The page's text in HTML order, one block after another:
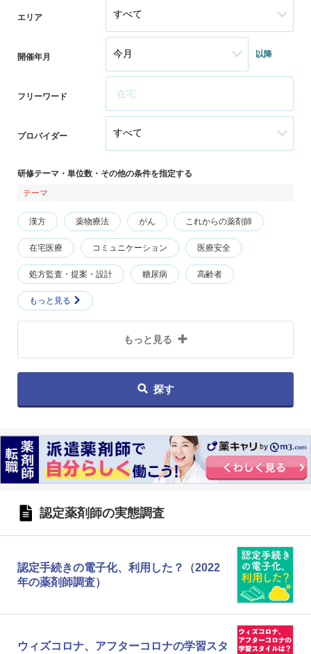
エリア
開催年月 以降
フリーワード
プロバイダー
研修テーマ・単位数・その他の条件を指定する
テーマ
漢方 薬物療法 がん これからの薬剤師
在宅医療 コミュニケーション 医療安全
処方監査・提案・設計 糖尿病 高齢者
もっと見る
もっと見る
探す
認定薬剤師の実態調査
認定手続きの電子化、利用した？（2022
年の薬剤師調査）
ウィズコロナ、アフターコロナの学習スタ